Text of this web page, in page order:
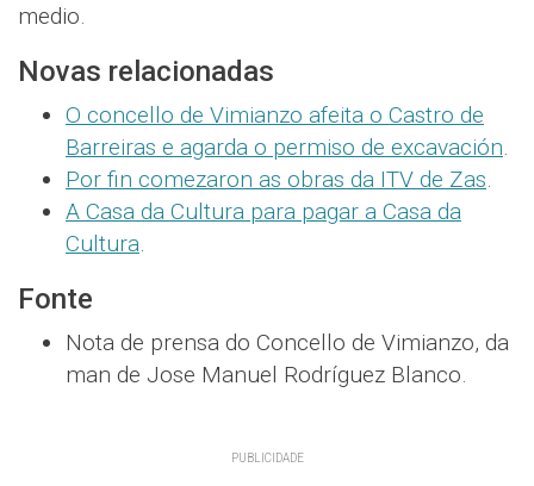
medio.
Novas relacionadas
O concello de Vimianzo afeita o Castro de
Barreiras e agarda o permiso de excavación
Por fin comezaron as obras da ITV de Zas
A Casa da Cultura para pagar a Casa da
Cultura
Fonte
Nota de prensa do Concello de Vimianzo, da
man de Jose Manuel Rodríguez Blanco.